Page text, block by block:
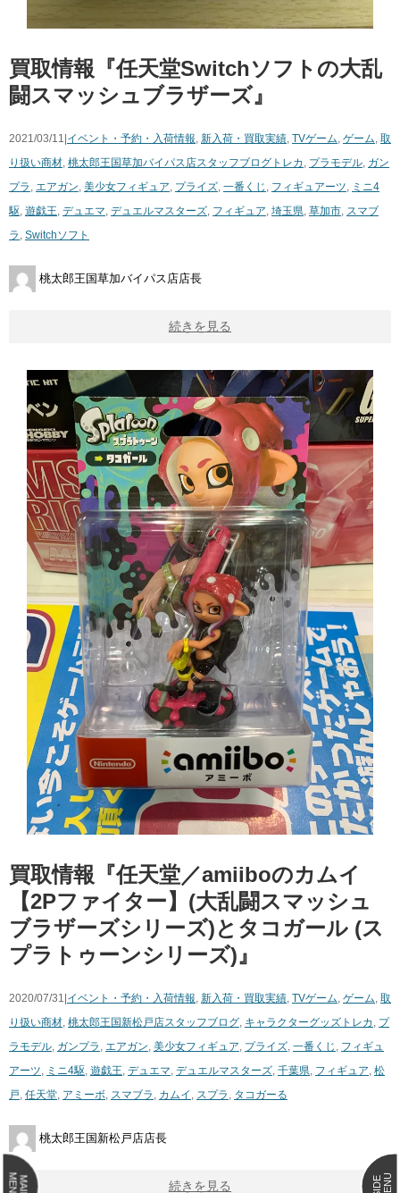
買取情報『任天堂Switchソフトの大乱
闘スマッシュブラザーズ』
2021/03/11| イベント・予約・入荷情報, 新入荷・買取実績, TVゲーム, ゲーム, 取
り扱い商材, 桃太郎王国草加バイパス店スタッフブログ トレカ , プラモデル, ガン
プラ , エアガン, 美少女フィギュア, プライズ, 一番くじ , フィギュアーツ, ミニ4
駆, 遊戯王, デュエマ, デュエルマスターズ, フィギュア, 埼玉県, 草加市, スマブ
ラ , Switchソフト
桃太郎王国草加バイパス店店長
続きを見る
買取情報『任天堂／amiiboのカムイ
【2Pファイター】(大乱闘スマッシュ
ブラザーズシリーズ)とタコガール ​(ス
プラトゥーンシリーズ)』
2020/07/31| イベント・予約・入荷情報, 新入荷・買取実績, TVゲーム, ゲーム, 取
り扱い商材, 桃太郎王国新松戸店スタッフブログ, キャラクターグッズ トレカ , プ
ラモデル, ガンプラ , エアガン, 美少女フィギュア, プライズ, 一番くじ , フィギュ
アーツ, ミニ4駆, 遊戯王, デュエマ, デュエルマスターズ, 千葉県, フィギュア, 松
戸, 任天堂, アミーボ, スマブラ , カムイ , スプラ , タコガーる
桃太郎王国新松戸店店長
続きを見る
MAIN
MENU SIDEMENU